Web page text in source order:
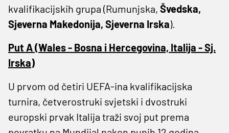
kvalifikacijskih grupa (Rumunjska, Švedska,
Sjeverna Makedonija, Sjeverna Irska).
Put A (Wales - Bosna i Hercegovina, Italija - Sj.
Irska)
U prvom od četiri UEFA-ina kvalifikacijska
turnira, četverostruki svjetski i dvostruki
europski prvak Italija traži svoj put prema